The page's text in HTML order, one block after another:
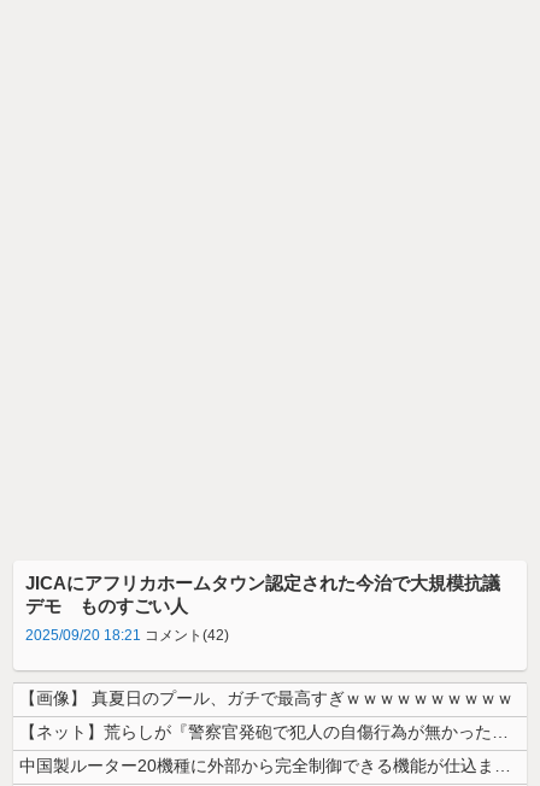
JICAにアフリカホームタウン認定された今治で大規模抗議
デモ ものすごい人
2025/09/20 18:21 コメント(42)
【画像】 真夏日のプール、ガチで最高すぎｗｗｗｗｗｗｗｗｗｗ
【ネット】荒らしが『警察官発砲で犯人の自傷行為が無かったことにされた』...
中国製ルーター20機種に外部から完全制御できる機能が仕込まれていたこと...